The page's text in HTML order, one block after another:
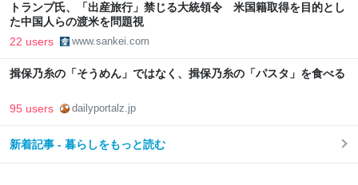
トランプ氏、「出産旅行」禁じる大統領令 米国籍取得を目的とし
た中国人らの渡米を問題視
22 users www.sankei.com
揖保乃糸の「そうめん」ではなく、揖保乃糸の「パスタ」を食べる
95 users dailyportalz.jp
新着記事 - 暮らしをもっと読む